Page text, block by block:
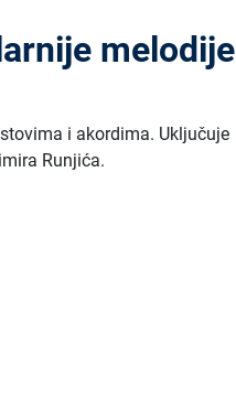
melodije
i akordima. Uključuje
Runjića.